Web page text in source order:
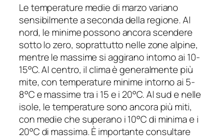
Le temperature medie di marzo variano
sensibilmente a seconda della regione. Al
nord, le minime possono ancora scendere
sotto lo zero, soprattutto nelle zone alpine,
mentre le massime si aggirano intorno ai 10-
15°C. Al centro, il clima è generalmente più
mite, con temperature minime intorno ai 5-
8°C e massime tra i 15 e i 20°C. Al sud e nelle
isole, le temperature sono ancora più miti,
con medie che superano i 10°C di minima e i
20°C di massima. È importante consultare